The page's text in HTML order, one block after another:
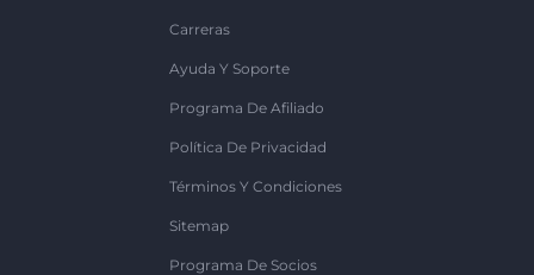
Carreras
Ayuda Y Soporte
Programa De Afiliado
Política De Privacidad
Términos Y Condiciones
Sitemap
Programa De Socios